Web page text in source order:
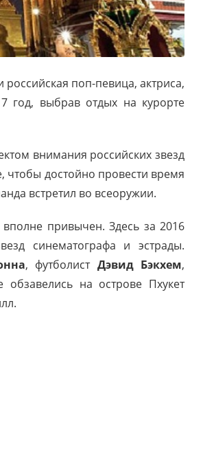
российская поп-певица, актриса,
год, выбрав отдых на курорте
внимания российских звезд
чтобы достойно провести время
встретил во всеоружии.
привычен. Здесь за 2016
синематографа и эстрады.
, футболист Дэвид Бэкхем,
обзавелись на острове Пхукет